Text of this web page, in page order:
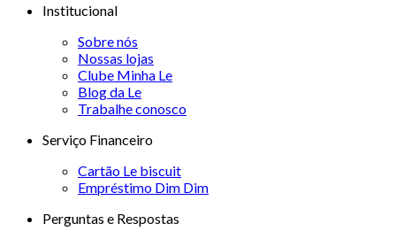
Institucional
Sobre nós
Nossas lojas
Clube Minha Le
Blog da Le
Trabalhe conosco
Serviço Financeiro
Cartão Le biscuit
Empréstimo Dim Dim
Perguntas e Respostas